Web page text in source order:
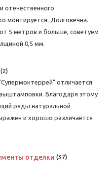
отечественного
монтируется. Долговечна.
5 метров и больше, советуем
0,5 мм.
(2)
отличается
Благодаря этому
ряды натуральной
и хорошо различается
отделки (37)